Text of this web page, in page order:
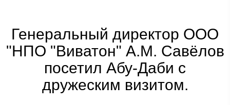
Генеральный директор ООО
"НПО "Виватон" А.М. Савёлов
посетил Абу-Даби с
дружеским визитом.